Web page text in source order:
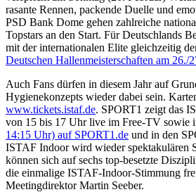
rasante Rennen, packende Duelle und
PSD Bank Dome gehen zahlreiche
Topstars an den Start. Für Deutschlands
mit der internationalen Elite gleichzeitig
Deutschen Hallenmeisterschaften am 26./
Auch Fans dürfen in diesem Jahr auf
Hygienekonzepts wieder dabei sein.
www.tickets.istaf.de. SPORT1 zeigt das
von 15 bis 17 Uhr live im Free-TV sowie
14:15 Uhr) auf SPORT1.de und in den
ISTAF Indoor wird wieder spektakulären
können sich auf sechs top-besetzte
die einmalige ISTAF-Indoor-Stimmung
Meetingdirektor Martin Seeber.